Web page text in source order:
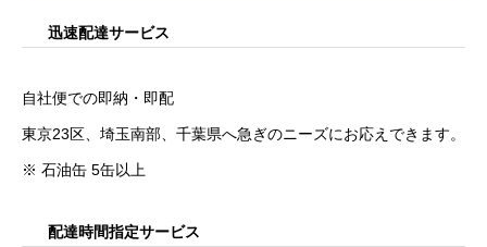
迅速配達サービス
自社便での即納・即配
東京23区、埼玉南部、千葉県へ急ぎのニーズにお応えできます。
※ 石油缶 5缶以上
配達時間指定サービス